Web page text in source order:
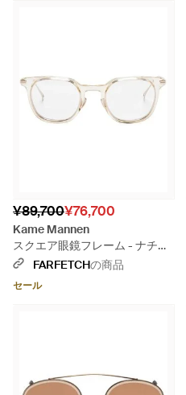
¥89,700¥76,700
Kame Mannen
スクエア眼鏡フレーム - ナチュ
ラルFARFETCHの商品
セール